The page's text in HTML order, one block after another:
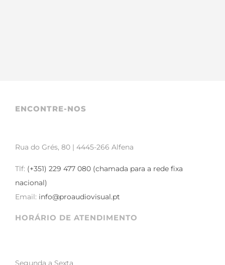
ENCONTRE-NOS
Rua do Grés, 80 | 4445-266 Alfena
Tlf: (+351) 229 477 080 (chamada para a rede fixa
nacional)
Email: info@proaudiovisual.pt
HORÁRIO DE ATENDIMENTO
Segunda a Sexta